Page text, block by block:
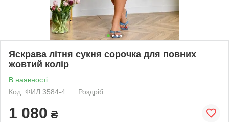
Яскрава літня сукня сорочка для повних
жовтий колір
В наявності
Код: ФИЛ 3584-4
Роздріб
1 080 ₴